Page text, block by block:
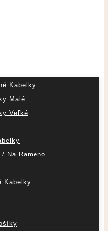
Kabelky
Malé
Veľké
Na Rameno
Kabelky